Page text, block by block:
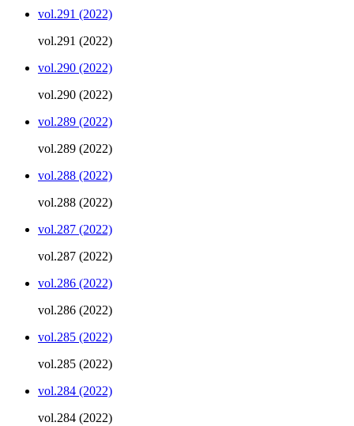
vol.291 (2022)
vol.291 (2022)
vol.290 (2022)
vol.290 (2022)
vol.289 (2022)
vol.289 (2022)
vol.288 (2022)
vol.288 (2022)
vol.287 (2022)
vol.287 (2022)
vol.286 (2022)
vol.286 (2022)
vol.285 (2022)
vol.285 (2022)
vol.284 (2022)
vol.284 (2022)